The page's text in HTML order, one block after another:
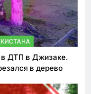
в ДТП в Джизаке.
в дерево